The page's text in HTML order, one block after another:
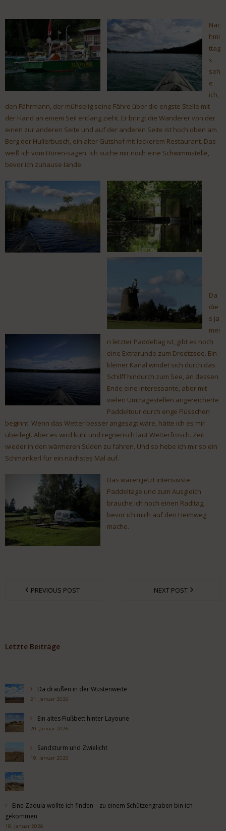
Nac
hmi
ttag
s
seh
e
ich,
den Fährmann, der mühselig seine Fähre über die engste Stelle mit
der Hand an einem Seil entlang zieht. Er bringt die Wanderer von der
einen zur anderen Seite und auf der anderen Seite ist hoch oben am
Berg der Hullerbusch, ein alter Gutshof mit leckerem Restaurant. Das
weiß ich vom Hören-sagen. Ich suche mir noch eine Schwimmstelle,
bevor ich zuhause lande.
Da
die
s ja
mei
n letzter Paddeltag ist, gibt es noch
eine Extrarunde zum Dreetzsee. Ein
kleiner Kanal windet sich durch das
Schilff hindurch zum See, an dessen
Ende eine interessante, aber mit
vielen Umtragestellen angereicherte
Paddeltour durch enge Flüsschen
beginnt. Wenn das Wetter besser angesagt wäre, hätte ich es mir
überlegt. Aber es wird kühl und regnerisch laut Wetterfrosch. Zeit
wieder in den wärmeren Süden zu fahren. Und so hebe ich mir so ein
Schmankerl für ein nächstes Mal auf.
Das waren jetzt intensivste
Paddeltage und zum Ausgleich
brauche ich noch einen Radltag,
bevor ich mich auf den Heimweg
mache.
PREVIOUS POST NEXT POST
Letzte Beiträge
Da draußen in der Wüstenweite
21. Januar 2026
Ein altes Flußbett hinter Layoune
20. Januar 2026
Sandsturm und Zwielicht
19. Januar 2026
Eine Zaouia wollte ich finden – zu einem Schützengraben bin ich
gekommen
18. Januar 2026